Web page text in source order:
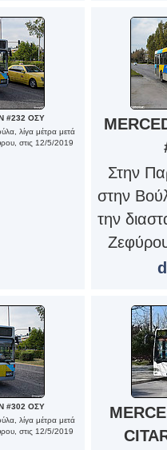
#232 ΟΣΥ
λίγα μέτρα μετά
στις 12/5/2019
Στην
στην
την
#302 ΟΣΥ
λίγα μέτρα μετά
στις 12/5/2019